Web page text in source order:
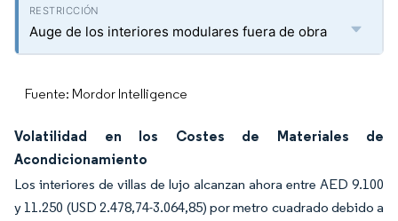
Auge de los interiores modulares fuera de obra
Fuente: Mordor Intelligence
Volatilidad en los Costes de Materiales de
Acondicionamiento
Los interiores de villas de lujo alcanzan ahora entre AED 9.100
y 11.250 (USD 2.478,74-3.064,85) por metro cuadrado debido a